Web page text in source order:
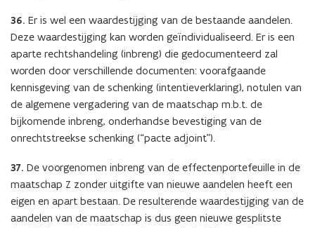
36. Er is wel een waardestijging van de bestaande aandelen.
Deze waardestijging kan worden geïndividualiseerd. Er is een
aparte rechtshandeling (inbreng) die gedocumenteerd zal
worden door verschillende documenten: voorafgaande
kennisgeving van de schenking (intentieverklaring), notulen van
de algemene vergadering van de maatschap m.b.t. de
bijkomende inbreng, onderhandse bevestiging van de
onrechtstreekse schenking (“pacte adjoint”).
37. De voorgenomen inbreng van de effectenportefeuille in de
maatschap Z zonder uitgifte van nieuwe aandelen heeft een
eigen en apart bestaan. De resulterende waardestijging van de
aandelen van de maatschap is dus geen nieuwe gesplitste